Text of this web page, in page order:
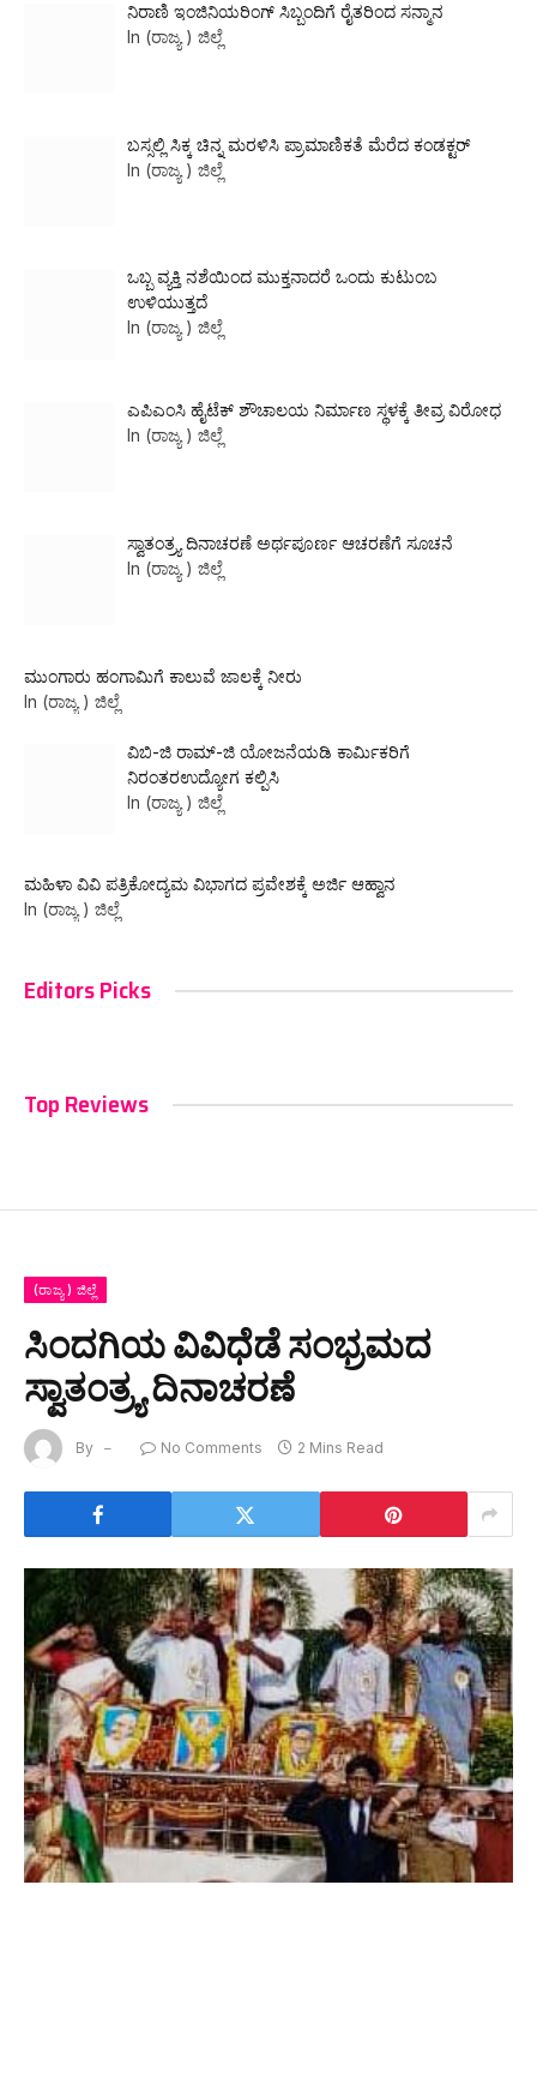
ನಿರಾಣಿ ಇಂಜಿನಿಯರಿಂಗ್ ಸಿಬ್ಬಂದಿಗೆ ರೈತರಿಂದ ಸನ್ಮಾನ
In (ರಾಜ್ಯ ) ಜಿಲ್ಲೆ
ಬಸ್ಸಲ್ಲಿ ಸಿಕ್ಕ ಚಿನ್ನ ಮರಳಿಸಿ ಪ್ರಾಮಾಣಿಕತೆ ಮೆರೆದ ಕಂಡಕ್ಟರ್
In (ರಾಜ್ಯ ) ಜಿಲ್ಲೆ
ಒಬ್ಬ ವ್ಯಕ್ತಿ ನಶೆಯಿಂದ ಮುಕ್ತನಾದರೆ ಒಂದು ಕುಟುಂಬ
ಉಳಿಯುತ್ತದೆ
In (ರಾಜ್ಯ ) ಜಿಲ್ಲೆ
ಎಪಿಎಂಸಿ ಹೈಟೆಕ್ ಶೌಚಾಲಯ ನಿರ್ಮಾಣ ಸ್ಥಳಕ್ಕೆ ತೀವ್ರ ವಿರೋಧ
In (ರಾಜ್ಯ ) ಜಿಲ್ಲೆ
ಸ್ವಾತಂತ್ರ್ಯ ದಿನಾಚರಣೆ ಅರ್ಥಪೂರ್ಣ ಆಚರಣೆಗೆ ಸೂಚನೆ
In (ರಾಜ್ಯ ) ಜಿಲ್ಲೆ
ಮುಂಗಾರು ಹಂಗಾಮಿಗೆ ಕಾಲುವೆ ಜಾಲಕ್ಕೆ ನೀರು
In (ರಾಜ್ಯ ) ಜಿಲ್ಲೆ
ವಿಬಿ-ಜಿ ರಾಮ್-ಜಿ ಯೋಜನೆಯಡಿ ಕಾರ್ಮಿಕರಿಗೆ
ನಿರಂತರಉದ್ಯೋಗ ಕಲ್ಪಿಸಿ
In (ರಾಜ್ಯ ) ಜಿಲ್ಲೆ
ಮಹಿಳಾ ವಿವಿ ಪತ್ರಿಕೋದ್ಯಮ ವಿಭಾಗದ ಪ್ರವೇಶಕ್ಕೆ ಅರ್ಜಿ ಆಹ್ವಾನ
In (ರಾಜ್ಯ ) ಜಿಲ್ಲೆ
Editors Picks
Top Reviews
(ರಾಜ್ಯ ) ಜಿಲ್ಲೆ
ಸಿಂದಗಿಯ ವಿವಿಧೆಡೆ ಸಂಭ್ರಮದ
ಸ್ವಾತಂತ್ರ್ಯ ದಿನಾಚರಣೆ
By No Comments 2 Mins Read